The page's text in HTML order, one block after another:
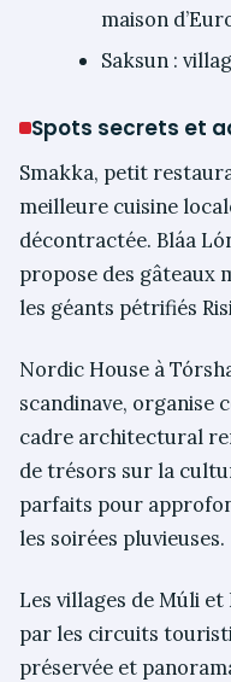
maison
Saksun :
Spots secrets et
Smakka, petit
meilleure cuisine
décontractée. Bláa
propose des gâteaux
les géants pétrifiés
Nordic House à
scandinave, organise
cadre architectural
de trésors sur la
parfaits pour
les soirées pluvieuses.
Les villages de Múli
par les circuits
préservée et